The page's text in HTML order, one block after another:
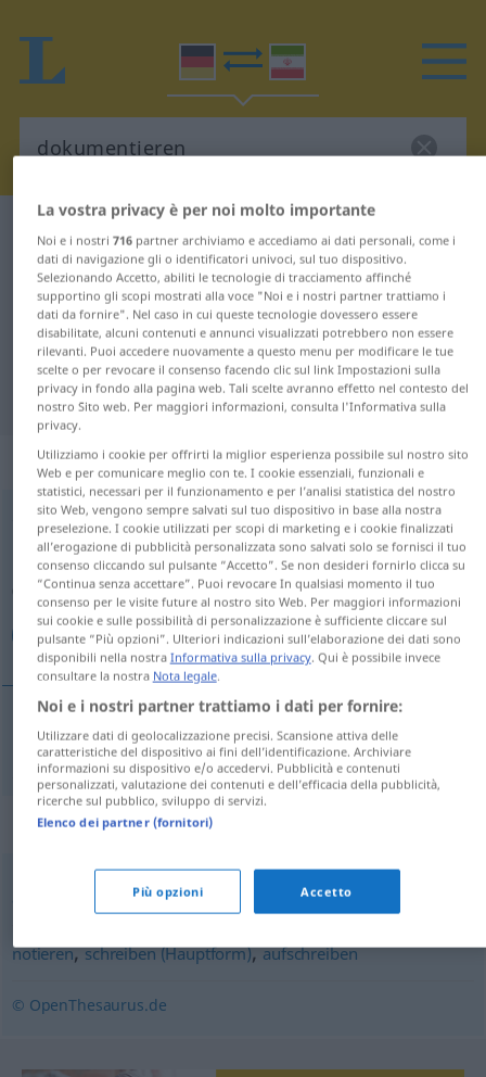
Traduzione Tedesco-Persiano per
"dokumentieren"
"dokumentieren" traduzione
Persiano
„dokumentieren“
dokumentieren
Panoramica di tutte le traduzion
(Fai clic sulla/Tocca traduzione per maggiori dettagli)
مستند کردن
مستندکردن [mostanad kardan] dokumentieren
Sinonimi per "dokumentieren"
notieren,schreiben (Hauptform),aufschreiben
© OpenThesaurus.de
La vostra privacy è per noi molto importante
Noi e i nostri 716partner archiviamo e accediamo ai dati personali, come i
dati di navigazione gli o identificatori univoci, sul tuo dispositivo.
Selezionando Accetto, abiliti le tecnologie di tracciamento affinché
supportino gli scopi mostrati alla voce "Noi e i nostri partner trattiamo i
dati da fornire". Nel caso in cui queste tecnologie dovessero essere
disabilitate, alcuni contenuti e annunci visualizzati potrebbero non essere
rilevanti. Puoi accedere nuovamente a questo menu per modificare le tue
scelte o per revocare il consenso facendo clic sul link Impostazioni sulla
privacy in fondo alla pagina web. Tali scelte avranno effetto nel contesto del
nostro Sito web. Per maggiori informazioni, consulta l'Informativa sulla
privacy.
Utilizziamo i cookie per offrirti la miglior esperienza possibile sul nostro sito
Web e per comunicare meglio con te. I cookie essenziali, funzionali e
statistici, necessari per il funzionamento e per l’analisi statistica del nostro
sito Web, vengono sempre salvati sul tuo dispositivo in base alla nostra
preselezione. I cookie utilizzati per scopi di marketing e i cookie finalizzati
all’erogazione di pubblicità personalizzata sono salvati solo se fornisci il tuo
consenso cliccando sul pulsante “Accetto”. Se non desideri fornirlo clicca su
“Continua senza accettare”. Puoi revocare In qualsiasi momento il tuo
consenso per le visite future al nostro sito Web. Per maggiori informazioni
sui cookie e sulle possibilità di personalizzazione è sufficiente cliccare sul
pulsante “Più opzioni”. Ulteriori indicazioni sull’elaborazione dei dati sono
disponibili nella nostra Informativa sulla privacy. Qui è possibile invece
consultare la nostra Nota legale.
Noi e i nostri partner trattiamo i dati per fornire:
Utilizzare dati di geolocalizzazione precisi. Scansione attiva delle
caratteristiche del dispositivo ai fini dell’identificazione. Archiviare
informazioni su dispositivo e/o accedervi. Pubblicità e contenuti
personalizzati, valutazione dei contenuti e dell’efficacia della pubblicità,
ricerche sul pubblico, sviluppo di servizi.
Elenco dei partner (fornitori)
Più opzioni Accetto